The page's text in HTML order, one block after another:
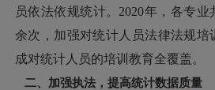
员依法依规统计。2020年，各专
余次，加强对统计人员法律法规培
成对统计人员的培训教育全覆盖。
二、加强执法，提高统计数据质量